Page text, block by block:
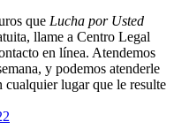
que Lucha por Usted
llame a Centro Legal
en línea. Atendemos
y podemos atenderle
lugar que le resulte